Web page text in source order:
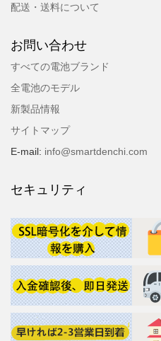
配送・送料について
お問い合わせ
すべての電池ブランド
全電池のモデル
新製品情報
サイトマップ
E-mail: info@smartdenchi.com
セキュリティ